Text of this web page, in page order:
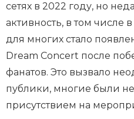
сетях в 2022 году, но
активность, в том числе
для многих стало
Dream Concert после
фанатов. Это вызвало
публики, многие были
присутствием на